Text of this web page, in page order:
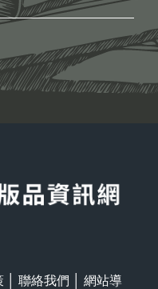
聯絡我們
網站導